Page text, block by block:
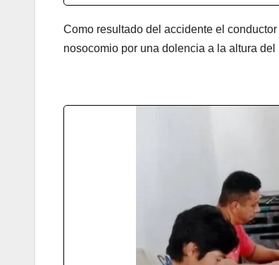
Como resultado del accidente el
nosocomio por una dolencia a la altura del